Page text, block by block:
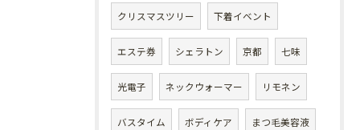
クリスマスツリー 下着イベント
エステ券 シェラトン 京都 七味
光電子 ネックウォーマー リモネン
バスタイム ボディケア まつ毛美容液